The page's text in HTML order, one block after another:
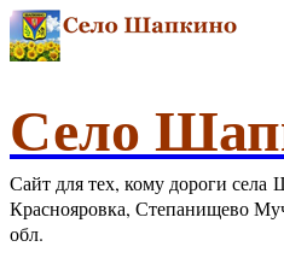
Село
Сайт для тех, кому дороги
Краснояровка, Степанищево
обл.